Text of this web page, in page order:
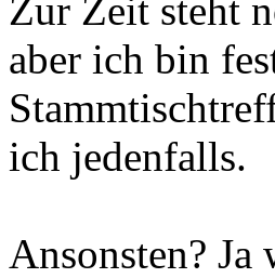
Zur Zeit steht
aber ich bin
ich jedenfalls.
Ansonsten?